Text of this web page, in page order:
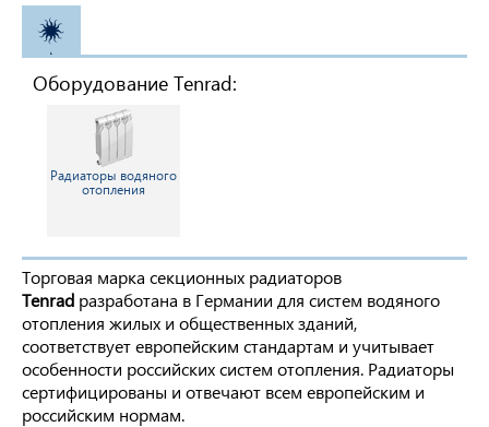
Оборудование Tenrad:
Радиаторы водяного
отопления
Торговая марка секционных радиаторов
Tenrad разработана в Германии для систем водяного
отопления жилых и общественных зданий,
соответствует европейским стандартам и учитывает
особенности российских систем отопления. Радиаторы
сертифицированы и отвечают всем европейским и
российским нормам.